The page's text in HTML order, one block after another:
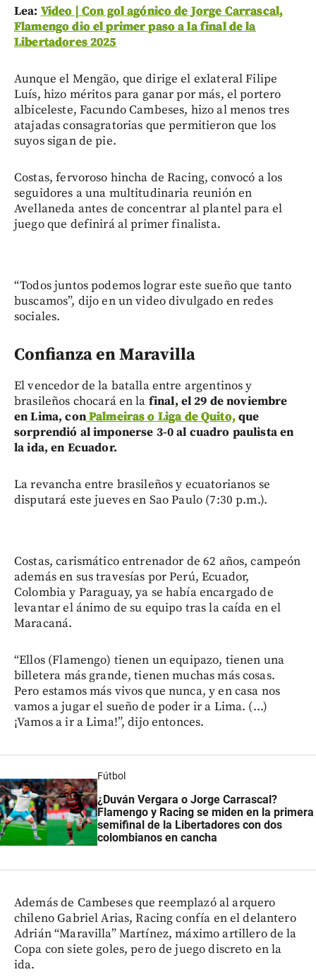
Lea: Video | Con gol agónico de Jorge Carrascal,
Flamengo dio el primer paso a la final de la
Libertadores 2025
Aunque el Mengão, que dirige el exlateral Filipe
Luís, hizo méritos para ganar por más, el portero
albiceleste, Facundo Cambeses, hizo al menos tres
atajadas consagratorias que permitieron que los
suyos sigan de pie.
Costas, fervoroso hincha de Racing, convocó a los
seguidores a una multitudinaria reunión en
Avellaneda antes de concentrar al plantel para el
juego que definirá al primer finalista.
“Todos juntos podemos lograr este sueño que tanto
buscamos”, dijo en un video divulgado en redes
sociales.
Confianza en Maravilla
El vencedor de la batalla entre argentinos y
brasileños chocará en la final, el 29 de noviembre
en Lima, conPalmeiras o Liga de Quito, que
sorprendió al imponerse 3-0 al cuadro paulista en
la ida, en Ecuador.
La revancha entre brasileños y ecuatorianos se
disputará este jueves en Sao Paulo (7:30 p.m.).
Costas, carismático entrenador de 62 años, campeón
además en sus travesías por Perú, Ecuador,
Colombia y Paraguay, ya se había encargado de
levantar el ánimo de su equipo tras la caída en el
Maracaná.
“Ellos (Flamengo) tienen un equipazo, tienen una
billetera más grande, tienen muchas más cosas.
Pero estamos más vivos que nunca, y en casa nos
vamos a jugar el sueño de poder ir a Lima. (...)
¡Vamos a ir a Lima!”, dijo entonces.
Fútbol
¿Duván Vergara o Jorge Carrascal?
Flamengo y Racing se miden en la primera
semifinal de la Libertadores con dos
colombianos en cancha
Además de Cambeses que reemplazó al arquero
chileno Gabriel Arias, Racing confía en el delantero
Adrián “Maravilla” Martínez, máximo artillero de la
Copa con siete goles, pero de juego discreto en la
ida.